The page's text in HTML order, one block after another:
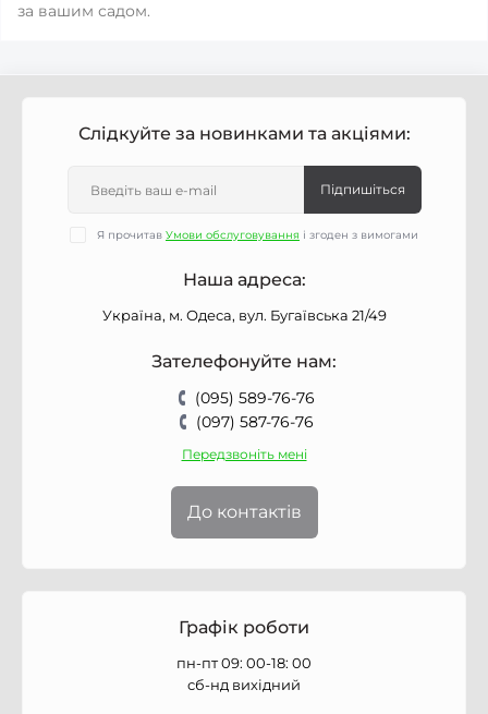
за вашим садом.
Слідкуйте за новинками та акціями:
Підпишіться
Я прочитав Умови обслуговування і згоден з вимогами
Наша адреса:
Україна, м. Одеса, вул. Бугаївська 21/49
Зателефонуйте нам:
(095) 589-76-76
(097) 587-76-76
Передзвоніть мені
До контактів
Графік роботи
пн-пт 09: 00-18: 00
сб-нд вихідний